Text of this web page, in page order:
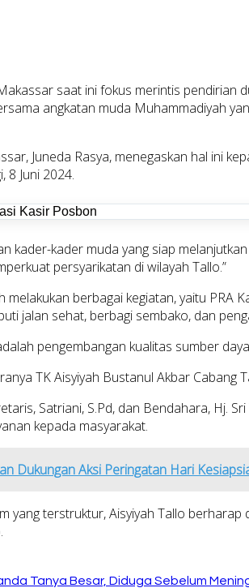
saat ini fokus merintis pendirian
angkatan muda Muhammadiyah
Juneda Rasya, menegaskan hal ini
8 Juni 2024.
kader-kader muda yang siap
persyarikatan di wilayah Tallo.”
berbagai kegiatan, yaitu PRA
jalan sehat, berbagi sembako, dan
pengembangan kualitas sumber
TK Aisyiyah Bustanul Akbar Cabang
Satriani, S.Pd, dan Bendahara, Hj.
kepada masyarakat.
Dukungan Aksi Peringatan Hari
terstruktur, Aisyiyah Tallo
Tanya Besar, Diduga Sebelum